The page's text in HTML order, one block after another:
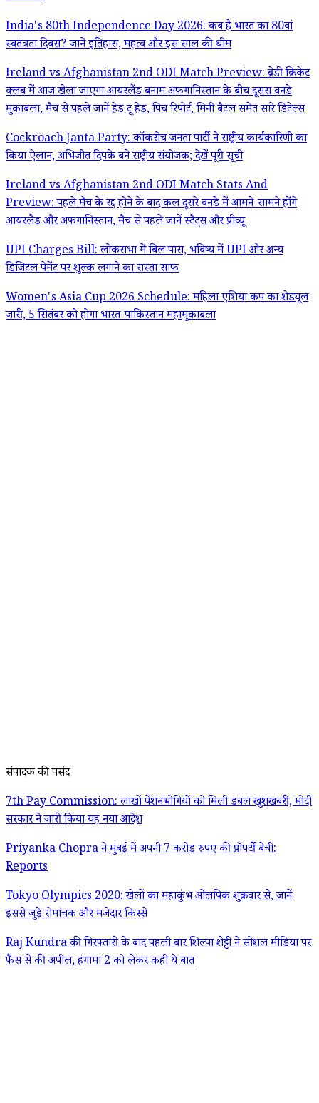
India's 80th Independence Day 2026: कब है भारत का 80वां
स्वतंत्रता दिवस? जानें इतिहास, महत्व और इस साल की थीम
Ireland vs Afghanistan 2nd ODI Match Preview: ब्रेडी क्रिकेट
क्लब में आज खेला जाएगा आयरलैंड बनाम अफगानिस्तान के बीच दूसरा वनडे
मुकाबला, मैच से पहले जानें हेड टू हेड, पिच रिपोर्ट, मिनी बैटल समेत सारे डिटेल्स
Cockroach Janta Party: कॉकरोच जनता पार्टी ने राष्ट्रीय कार्यकारिणी का
किया ऐलान, अभिजीत दिपके बने राष्ट्रीय संयोजक; देखें पूरी सूची
Ireland vs Afghanistan 2nd ODI Match Stats And
Preview: पहले मैच के रद्द होने के बाद कल दूसरे वनडे में आमने-सामने होंगे
आयरलैंड और अफगानिस्तान, मैच से पहले जानें स्टैट्स और प्रीव्यू
UPI Charges Bill: लोकसभा में बिल पास, भविष्य में UPI और अन्य
डिजिटल पेमेंट पर शुल्क लगाने का रास्ता साफ
Women's Asia Cup 2026 Schedule: महिला एशिया कप का शेड्यूल
जारी, 5 सितंबर को होगा भारत-पाकिस्तान महामुकाबला
संपादक की पसंद
7th Pay Commission: लाखों पेंशनभोगियों को मिली डबल खुशखबरी, मोदी
सरकार ने जारी किया यह नया आदेश
Priyanka Chopra ने मुंबई में अपनी 7 करोड़ रुपए की प्रॉपर्टी बेची:
Reports
Tokyo Olympics 2020: खेलों का महाकुंभ ओलंपिक शुक्रवार से, जानें
इससे जुड़े रोमांचक और मजेदार किस्से
Raj Kundra की गिरफ्तारी के बाद पहली बार शिल्पा शेट्टी ने सोशल मीडिया पर
फैंस से की अपील, हंगामा 2 को लेकर कही ये बात